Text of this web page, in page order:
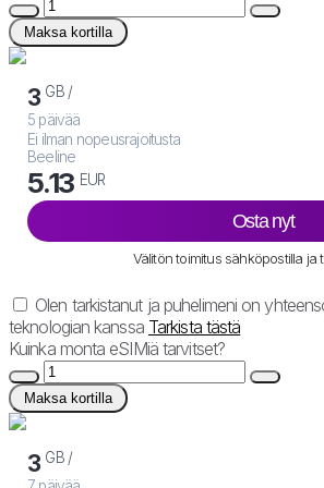
Maksa kortilla
3 GB /
5 päivää
Ei ilman nopeusrajoitusta
Beeline
5.13 EUR
Osta nyt
Välitön toimitus sähköpostilla ja
Olen tarkistanut ja puhelimeni on
teknologian kanssa Tarkista tästä
Kuinka monta eSIMiä tarvitset?
Maksa kortilla
3 GB /